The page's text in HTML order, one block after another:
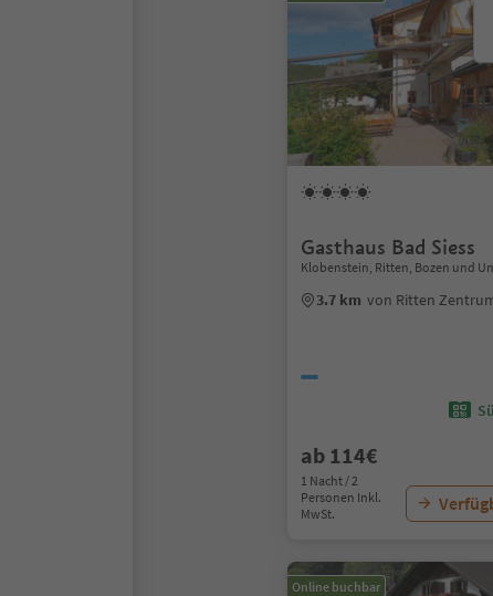
Gasthaus Bad Siess
Klobenstein, Ritten, Bozen und
3.7 km von Ritten
ab 114€
1 Nacht / 2
Personen Inkl.
MwSt.
Online buchbar